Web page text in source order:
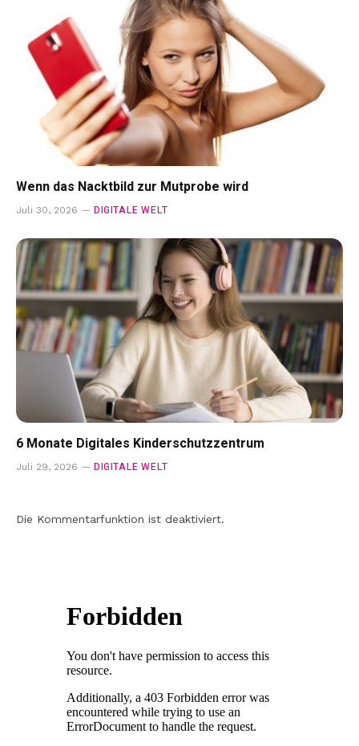
Wenn das Nacktbild zur Mutprobe wird
Juli 30, 2026 DIGITALE WELT
6 Monate Digitales Kinderschutzzentrum
Juli 29, 2026 DIGITALE WELT
Die Kommentarfunktion ist deaktiviert.